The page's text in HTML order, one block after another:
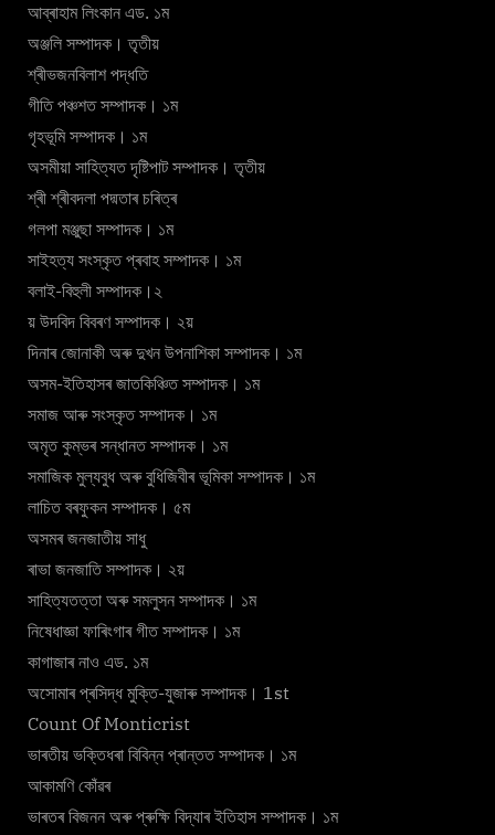
আব্ৰাহাম লিংকান এড. ১ম
অঞ্জলি সম্পাদক। তৃতীয়
শ্ৰীভজনবিলাশ পদ্ধতি
গীতি পঞ্চশত সম্পাদক। ১ম
গৃহভূমি সম্পাদক। ১ম
অসমীয়া সাহিত্যত দৃষ্টিপাট সম্পাদক। তৃতীয়
শ্ৰী শ্ৰীবদলা পদ্মতাৰ চৰিত্ৰ
গলপা মঞ্জুছা সম্পাদক। ১ম
সাইহত্য সংস্কৃত প্ৰবাহ সম্পাদক। ১ম
বলাই-বিহুলী সম্পাদক।২
য় উদবিদ বিবৰণ সম্পাদক। ২য়
দিনাৰ জোনাকী অৰু দুখন উপনাশিকা সম্পাদক। ১ম
অসম-ইতিহাসৰ জাতকিঞ্চিত সম্পাদক। ১ম
সমাজ আৰু সংস্কৃত সম্পাদক। ১ম
অমৃত কুম্ভৰ সন্ধানত সম্পাদক। ১ম
সমাজিক মুল্যবুধ অৰু বুধিজিবীৰ ভূমিকা সম্পাদক। ১ম
লাচিত বৰফুকন সম্পাদক। ৫ম
অসমৰ জনজাতীয় সাধু
ৰাভা জনজাতি সম্পাদক। ২য়
সাহিত্যতত্তা অৰু সমলুসন সম্পাদক। ১ম
নিষেধাজ্ঞা ফাৰিংগাৰ গীত সম্পাদক। ১ম
কাগাজাৰ নাও এড. ১ম
অসোমাৰ প্ৰসিদ্ধ মুক্তি-যুজাৰু সম্পাদক। 1st
Count Of Monticrist
ভাৰতীয় ভক্তিধৰা বিবিন্ন প্ৰান্তত সম্পাদক। ১ম
আকামণি কোঁৱৰ
ভাৰতৰ বিজনন অৰু প্ৰুক্ষি বিদ্যাৰ ইতিহাস সম্পাদক। ১ম